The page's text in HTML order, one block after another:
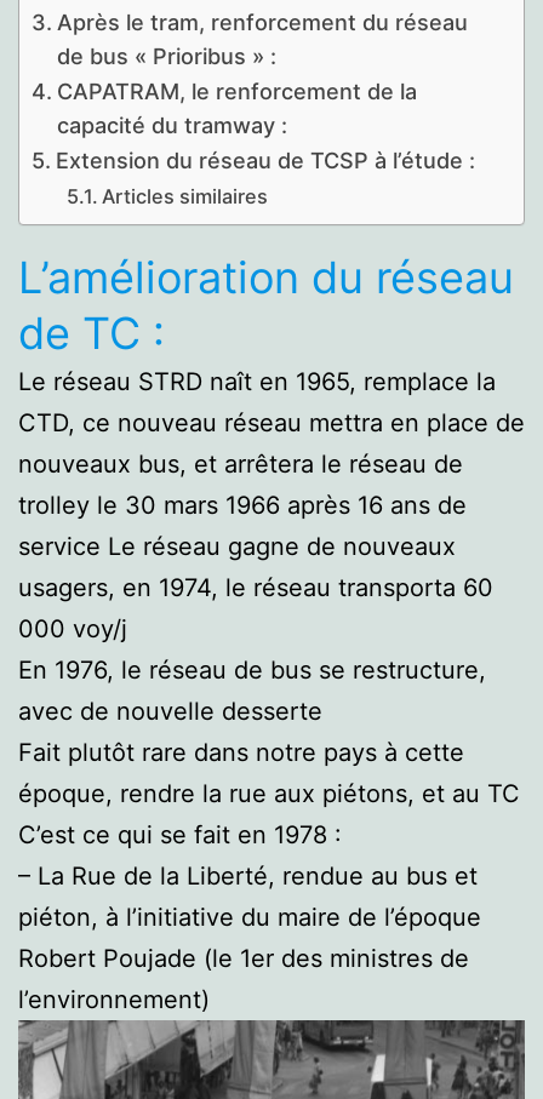
Après le tram, renforcement du réseau
de bus « Prioribus » :
CAPATRAM, le renforcement de la
capacité du tramway :
Extension du réseau de TCSP à l’étude :
Articles similaires
L’amélioration du réseau
de TC :
Le réseau STRD naît en 1965, remplace la
CTD, ce nouveau réseau mettra en place de
nouveaux bus, et arrêtera le réseau de
trolley le 30 mars 1966 après 16 ans de
service Le réseau gagne de nouveaux
usagers, en 1974, le réseau transporta 60
000 voy/j
En 1976, le réseau de bus se restructure,
avec de nouvelle desserte
Fait plutôt rare dans notre pays à cette
époque, rendre la rue aux piétons, et au TC
C’est ce qui se fait en 1978 :
– La Rue de la Liberté, rendue au bus et
piéton, à l’initiative du maire de l’époque
Robert Poujade (le 1er des ministres de
l’environnement)